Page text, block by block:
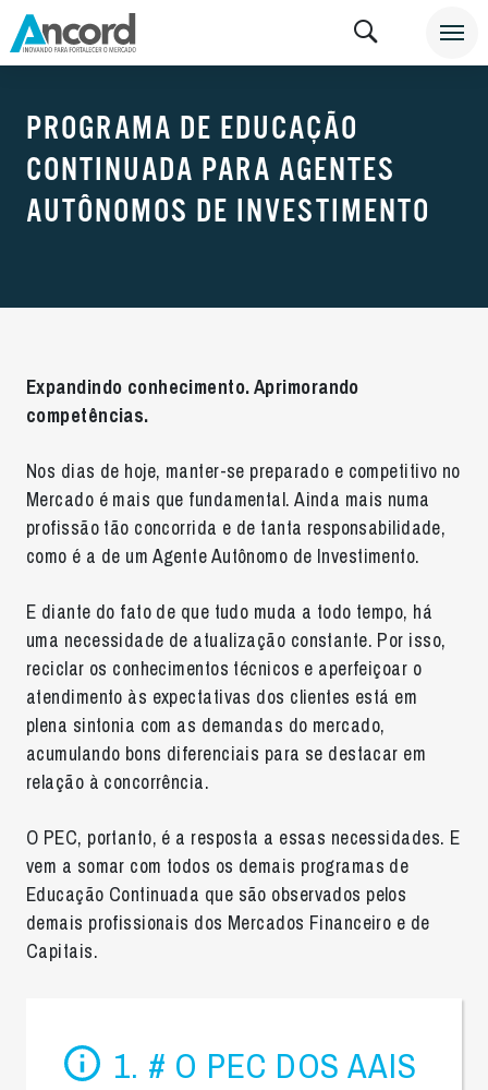
PROGRAMA DE EDUCAÇÃO
CONTINUADA PARA AGENTES
AUTÔNOMOS DE INVESTIMENTO
Expandindo conhecimento. Aprimorando
competências.
Nos dias de hoje, manter-se preparado e competitivo no
Mercado é mais que fundamental. Ainda mais numa
profissão tão concorrida e de tanta responsabilidade,
como é a de um Agente Autônomo de Investimento.
E diante do fato de que tudo muda a todo tempo, há
uma necessidade de atualização constante. Por isso,
reciclar os conhecimentos técnicos e aperfeiçoar o
atendimento às expectativas dos clientes está em
plena sintonia com as demandas do mercado,
acumulando bons diferenciais para se destacar em
relação à concorrência.
O PEC, portanto, é a resposta a essas necessidades. E
vem a somar com todos os demais programas de
Educação Continuada que são observados pelos
demais profissionais dos Mercados Financeiro e de
Capitais.
1. # O PEC DOS AAIS